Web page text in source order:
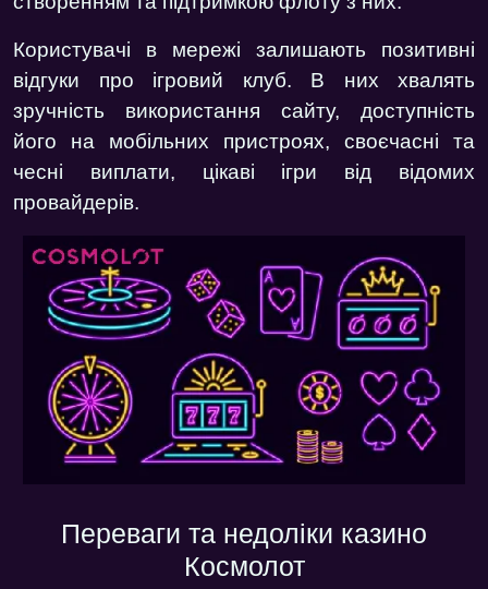
Користувачі в мережі залишають позитивні
відгуки про ігровий клуб. В них хвалять
зручність використання сайту, доступність
його на мобільних пристроях, своєчасні та
чесні виплати, цікаві ігри від відомих
провайдерів.
Переваги та недоліки казино
Космолот